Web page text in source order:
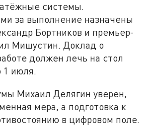
системы.
за выполнение назначены
Бортников и премьер-
Мишустин. Доклад о
должен лечь на стол
1 июля.
Михаил Делягин уверен,
мера, а подготовка к
в цифровом поле.